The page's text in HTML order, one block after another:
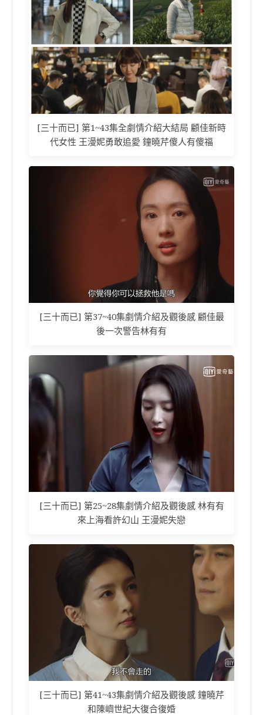
[三十而已] 第1~43集全劇情介紹大結局 顧佳新時
代女性 王漫妮勇敢追愛 鐘曉芹傻人有傻福
[三十而已] 第37~40集劇情介紹及觀後感 顧佳最
後一次警告林有有
[三十而已] 第25~28集劇情介紹及觀後感 林有有
來上海看許幻山 王漫妮失戀
[三十而已] 第41~43集劇情介紹及觀後感 鐘曉芹
和陳嶼世紀大復合復婚